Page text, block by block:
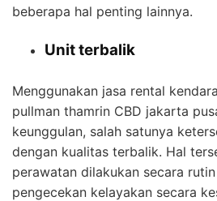
beberapa hal penting lainnya.
Unit terbalik
Menggunakan jasa rental
pullman thamrin CBD jakarta
keunggulan, salah satunya
dengan kualitas terbalik. Hal
perawatan dilakukan secara
pengecekan kelayakan secara